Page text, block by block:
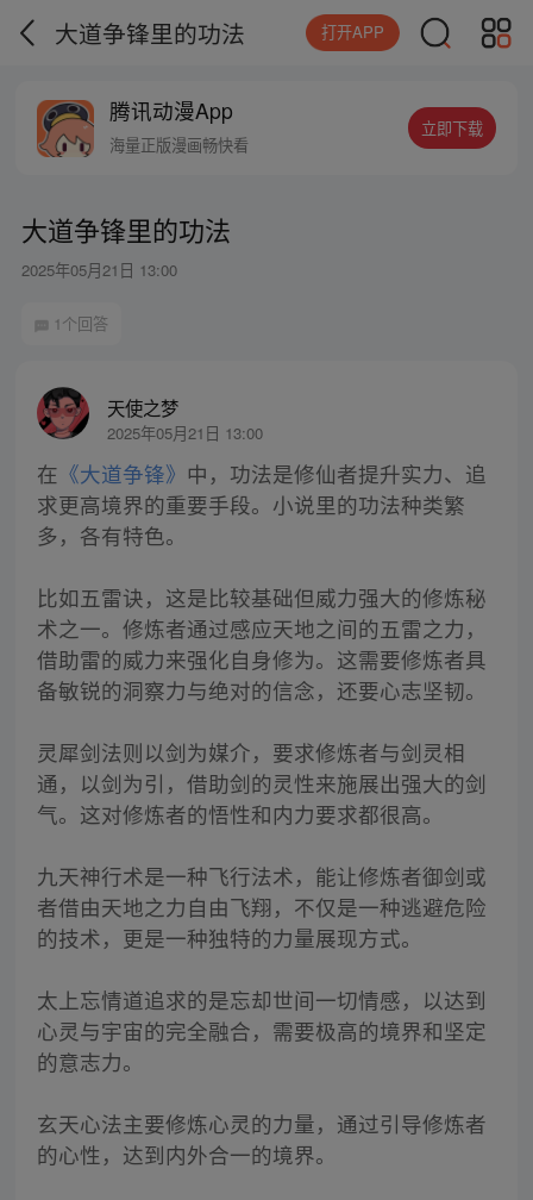
大道争锋里的功法 打开APP
腾讯动漫App
海量正版漫画畅快看
立即下载
大道争锋里的功法
2025年05月21日 13:00
1个回答
天使之梦
2025年05月21日 13:00
在 《大道争锋》 中，功法是修仙者提升实力、追
求更高境界的重要手段。小说里的功法种类繁
多，各有特色。
比如五雷诀，这是比较基础但威力强大的修炼秘
术之一。修炼者通过感应天地之间的五雷之力，
借助雷的威力来强化自身修为。这需要修炼者具
备敏锐的洞察力与绝对的信念，还要心志坚韧。
灵犀剑法则以剑为媒介，要求修炼者与剑灵相
通，以剑为引，借助剑的灵性来施展出强大的剑
气。这对修炼者的悟性和内力要求都很高。
九天神行术是一种飞行法术，能让修炼者御剑或
者借由天地之力自由飞翔，不仅是一种逃避危险
的技术，更是一种独特的力量展现方式。
太上忘情道追求的是忘却世间一切情感，以达到
心灵与宇宙的完全融合，需要极高的境界和坚定
的意志力。
玄天心法主要修炼心灵的力量，通过引导修炼者
的心性，达到内外合一的境界。